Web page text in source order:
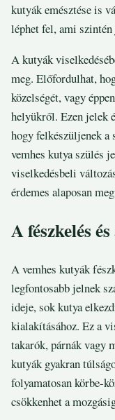
kutyák emésztése is
léphet fel, ami
A kutyák
meg. Előfordulhat,
közelségét, vagy
helyükről. Ezen jelek
hogy felkészüljenek a
vemhes kutya szülés
viselkedésbeli
érdemes alaposan
A fészkelés
A vemhes kutyák
legfontosabb jelnek
ideje, sok kutya
kialakításához. Ez a
takarók, párnák vagy
kutyák gyakran
folyamatosan körbe-
csökkenhet a